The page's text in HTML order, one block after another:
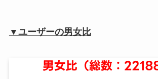
▼ユーザーの男女比